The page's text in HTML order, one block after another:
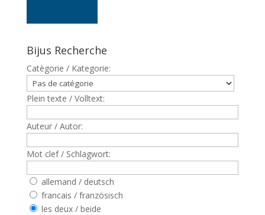
Bijus Recherche
Catègorie / Kategorie:
Plein texte / Volltext:
Auteur / Autor:
Mot clef / Schlagwort:
allemand / deutsch
francais / französisch
les deux / beide